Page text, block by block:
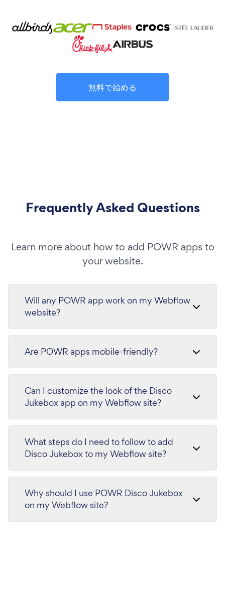
無料で始める
Frequently Asked Questions
Learn more about how to add POWR apps to
your website.
Will any POWR app work on my Webflow
website?
Are POWR apps mobile-friendly?
Can I customize the look of the Disco
Jukebox app on my Webflow site?
What steps do I need to follow to add
Disco Jukebox to my Webflow site?
Why should I use POWR Disco Jukebox
on my Webflow site?